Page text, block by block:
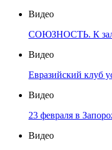
Видео
СОЮЗНОСТЬ. К
Видео
Евразийский клуб
Видео
23 февраля в
Видео